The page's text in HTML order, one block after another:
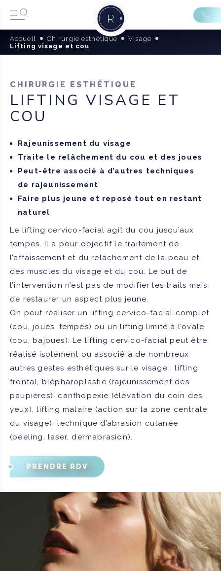
Accueil Chirurgie esthétique
Visage
Lifting visage et cou
CHIRURGIE ESTHÉTIQUE
LIFTING VISAGE ET
COU
Rajeunissement du visage
Traite le relâchement du cou et des joues
Peut-être associé à d’autres techniques
de rajeunissement
Faire plus jeune et reposé tout en restant
naturel
Le lifting cervico-facial agit du cou jusqu’aux
tempes. Il a pour objectif le traitement de
l’affaissement et du relâchement de la peau et
des muscles du visage et du cou. Le but de
l’intervention n’est pas de modifier les traits mais
de restaurer un aspect plus jeune.
On peut réaliser un lifting cervico-facial complet
(cou, joues, tempes) ou un lifting limité à l’ovale
(cou, bajoues). Le lifting cervico-facial peut être
réalisé isolément ou associé à de nombreux
autres gestes esthétiques sur le visage : lifting
frontal, blépharoplastie (rajeunissement des
paupières), canthopexie (élévation du coin des
yeux), lifting malaire (action sur la zone centrale
du visage), technique d’abrasion cutanée
(peeling, laser, dermabrasion).
PRENDRE RDV